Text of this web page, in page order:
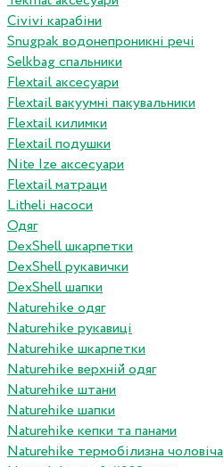
Сivivi карабіни
Snugpak водонепроникні речі
Selkbag спальники
Flextail аксесуари
Flextail вакуумні пакувальники
Flextail килимки
Flextail подушки
Nite Ize аксесуари
Flextail матраци
Litheli насоси
Одяг
DexShell шкарпетки
DexShell рукавички
DexShell шапки
Naturehike одяг
Naturehike рукавиці
Naturehike шкарпетки
Naturehike верхній одяг
Naturehike штани
Naturehike шапки
Naturehike кепки та панами
Naturehike термобілизна чоловіча